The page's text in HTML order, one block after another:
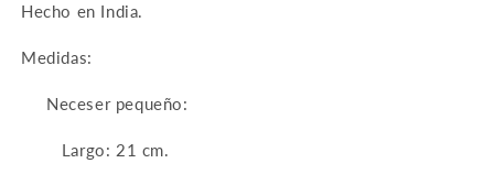
Hecho en India.
Medidas:
Neceser pequeño:
Largo: 21 cm.